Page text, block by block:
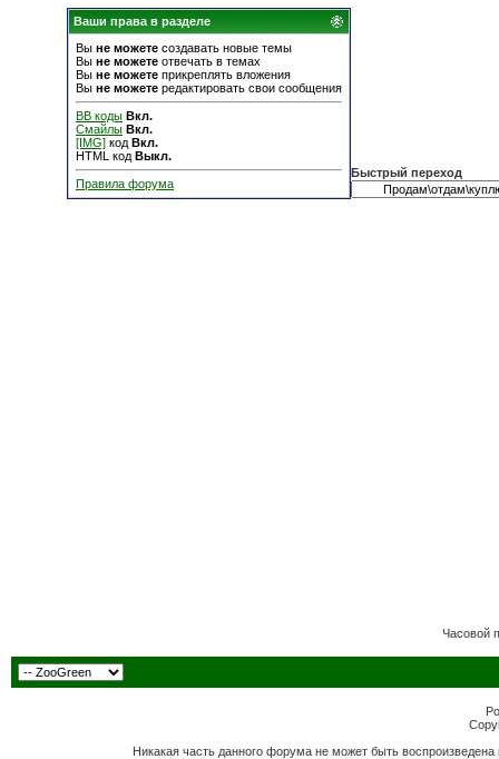
Ваши права в разделе
Вы не можете создавать новые темы
Вы не можете отвечать в темах
Вы не можете прикреплять вложения
Вы не можете редактировать свои сообщения
BB коды Вкл.
Смайлы Вкл.
[IMG] код Вкл.
HTML код Выкл.
Правила форума
Быстрый переход
Часовой
Никакая часть данного форума не может быть